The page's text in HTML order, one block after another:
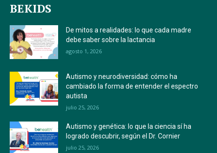
BEKIDS
De mitos a realidades: lo que cada madre
debe saber sobre la lactancia
agosto 1, 2026
Autismo y neurodiversidad: cómo ha
cambiado la forma de entender el espectro
autista
julio 25, 2026
Autismo y genética: lo que la ciencia sí ha
logrado descubrir, según el Dr. Cornier
julio 25, 2026